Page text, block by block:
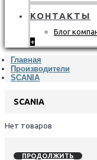
КОНТАКТЫ
Блог
+
Главная
Производители
SCANIA
SCANIA
Нет товаров
ПРОДОЛЖИТЬ